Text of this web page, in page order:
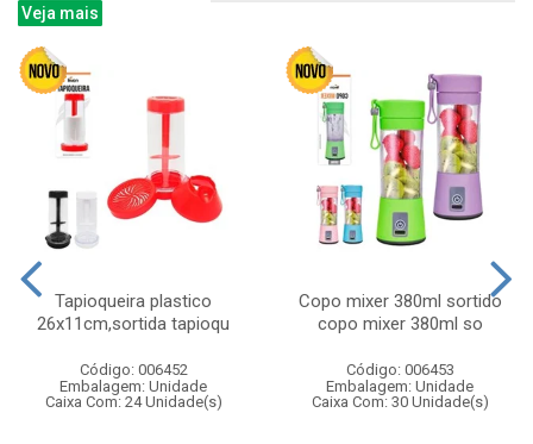
Veja mais
Tapioqueira plastico
26x11cm,sortida tapioqu
Código: 006452
Embalagem: Unidade
Caixa Com: 24 Unidade(s)
Copo mixer 380ml sortido
copo mixer 380ml so
Código: 006453
Embalagem: Unidade
Caixa Com: 30 Unidade(s)